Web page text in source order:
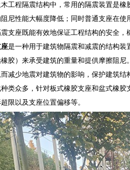
工程隔震结构中，常用的隔震装置是
尼性能大幅度降低；同时普通支座在
支座既能有效地保证工程结构的安全，
是一种用于建筑物隔震和减震的结构
胶）来承受建筑的重量和提供摩擦阻
减少地震对建筑物的影响，保护建筑结
类众多，针对板式橡胶支座和盆式橡
限以及支座位置偏移等。